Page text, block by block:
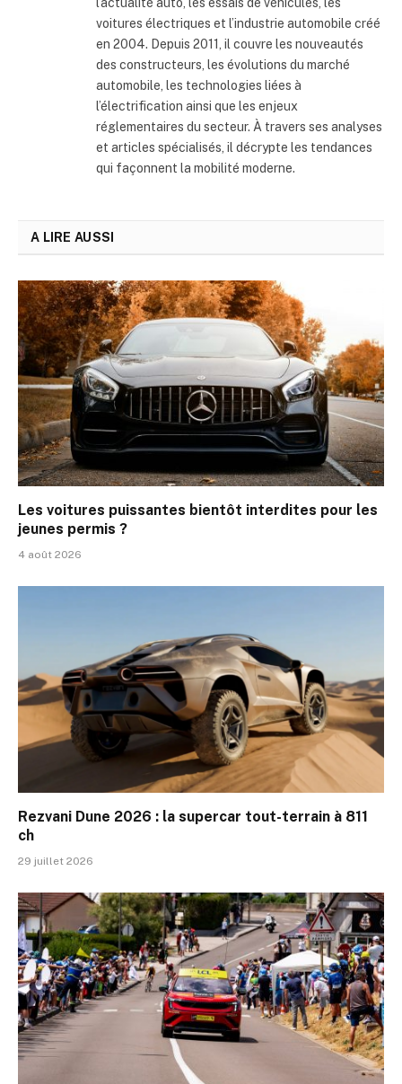
voitures électriques et l’industrie automobile créé
en 2004. Depuis 2011, il couvre les nouveautés
des constructeurs, les évolutions du marché
automobile, les technologies liées à
l’électrification ainsi que les enjeux
réglementaires du secteur. À travers ses analyses
et articles spécialisés, il décrypte les tendances
qui façonnent la mobilité moderne.
A LIRE AUSSI
Les voitures puissantes bientôt interdites pour les
jeunes permis ?
4 août 2026
Rezvani Dune 2026 : la supercar tout-terrain à 811
ch
29 juillet 2026